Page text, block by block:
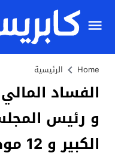
Home الرئيسية
الفساد
و رئيس
الكبير و 12 موظفا للتحقيق .